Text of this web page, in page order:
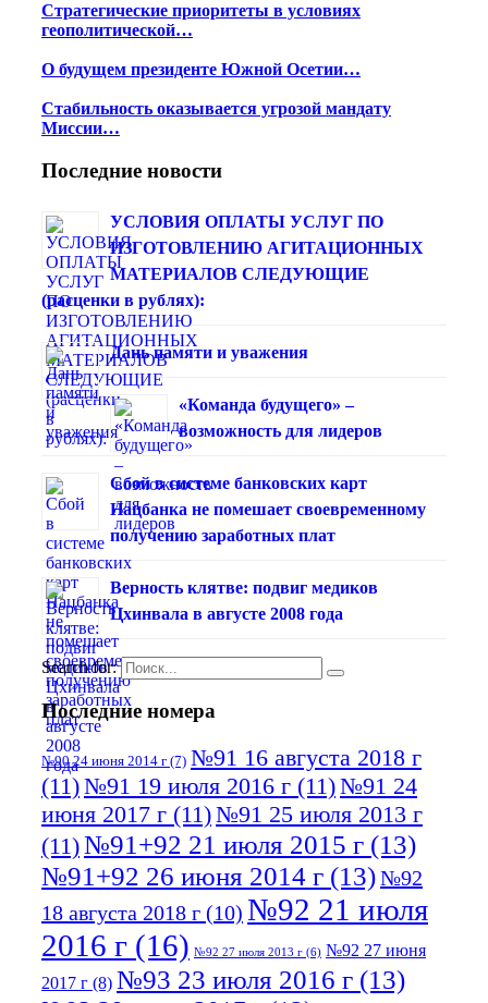
Стратегические приоритеты в условиях
геополитической…
О будущем президенте Южной Осетии…
Стабильность оказывается угрозой мандату
Миссии…
Последние новости
УСЛОВИЯ ОПЛАТЫ УСЛУГ ПО
ИЗГОТОВЛЕНИЮ АГИТАЦИОННЫХ
МАТЕРИАЛОВ СЛЕДУЮЩИЕ
(расценки в рублях):
Дань памяти и уважения
«Команда будущего» –
возможность для лидеров
Сбой в системе банковских карт
Нацбанка не помешает своевременному
получению заработных плат
Верность клятве: подвиг медиков
Цхинвала в августе 2008 года
Search for:
Последние номера
№90 24 июня 2014 г (7) №91 16 августа 2018 г
(11)№91 19 июля 2016 г (11)№91 24
июня 2017 г (11)№91 25 июля 2013 г
(11)№91+92 21 июля 2015 г (13)
№91+92 26 июня 2014 г (13)№92
18 августа 2018 г (10) №92 21 июля
2016 г (16) №92 27 июля 2013 г (6) №92 27 июня
2017 г (8) №93 23 июля 2016 г (13)